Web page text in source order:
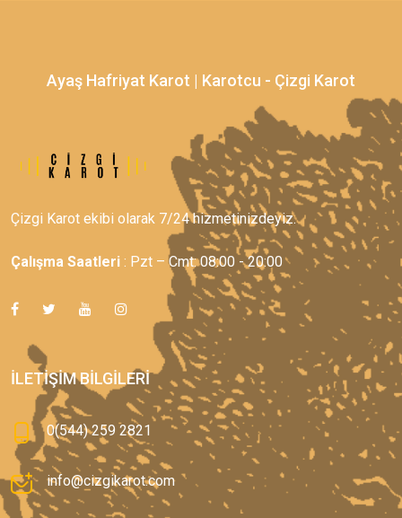
Ayaş Hafriyat Karot | Karotcu - Çizgi Karot
Çizgi Karot ekibi olarak 7/24 hizmetinizdeyiz.
Çalışma Saatleri : Pzt – Cmt: 08:00 - 20:00
İLETIŞIM BILGILERI
0(544) 259 2821
info@cizgikarot.com